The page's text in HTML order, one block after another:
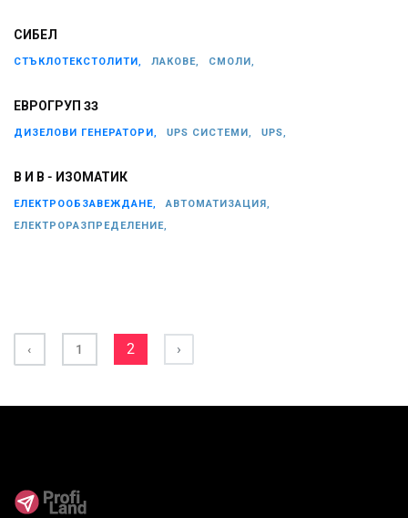
СИБЕЛ
СТЪКЛОТЕКСТОЛИТИ, ЛАКОВЕ, СМОЛИ,
ЕВРОГРУП 33
ДИЗЕЛОВИ ГЕНЕРАТОРИ, UPS СИСТЕМИ, UPS,
В И В - ИЗОМАТИК
ЕЛЕКТРООБЗАВЕЖДАНЕ,
АВТОМАТИЗАЦИЯ,
ЕЛЕКТРОРАЗПРЕДЕЛЕНИЕ,
‹ 1 2 ›